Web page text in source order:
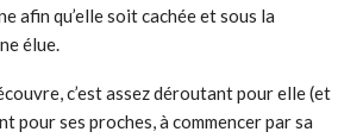
afin qu’elle soit cachée et sous la
élue.
c’est assez déroutant pour elle (et
pour ses proches, à commencer par sa